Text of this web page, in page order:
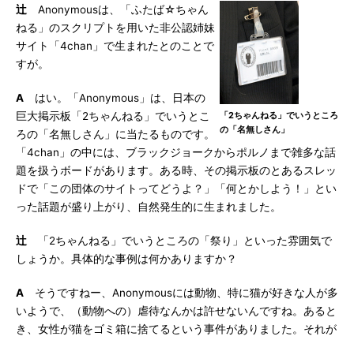
「2ちゃんねる」でいうところ
の「名無しさん」
辻 Anonymousは、「ふたば☆ちゃん
ねる」のスクリプトを用いた非公認姉妹
サイト「4chan」で生まれたとのことで
すが。
A はい。「Anonymous」は、日本の
巨大掲示板「2ちゃんねる」でいうとこ
ろの「名無しさん」に当たるものです。
「4chan」の中には、ブラックジョークからポルノまで雑多な話
題を扱うボードがあります。ある時、その掲示板のとあるスレッ
ドで「この団体のサイトってどうよ？」「何とかしよう！」とい
った話題が盛り上がり、自然発生的に生まれました。
辻 「2ちゃんねる」でいうところの「祭り」といった雰囲気で
しょうか。具体的な事例は何かありますか？
A そうですねー、Anonymousには動物、特に猫が好きな人が多
いようで、（動物への）虐待なんかは許せないんですね。あると
き、女性が猫をゴミ箱に捨てるという事件がありました。それが